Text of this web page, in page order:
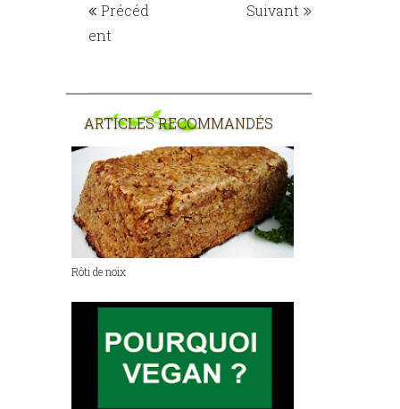
Précéd
ent
Suivant
ARTICLES RECOMMANDÉS
Rôti de noix